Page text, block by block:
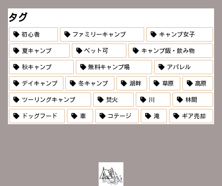
タグ
初心者 ファミリーキャンプ キャンプ女子
夏キャンプ ペット可 キャンプ飯・飲み物
秋キャンプ 無料キャンプ場 アパレル
デイキャンプ 冬キャンプ 湖畔 草原 高原
ツーリングキャンプ 焚火 川 林間
ドッグフード 車 コテージ 滝 ギア売却